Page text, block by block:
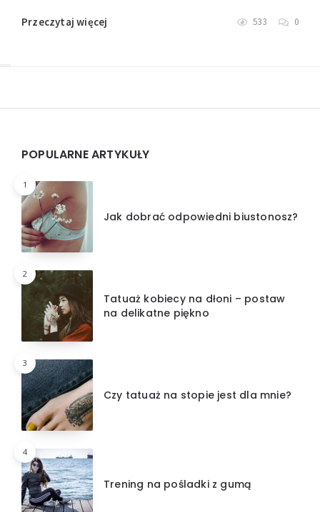
Przeczytaj więcej 533 0
POPULARNE ARTYKUŁY
1
Jak dobrać odpowiedni biustonosz?
2
Tatuaż kobiecy na dłoni – postaw
na delikatne piękno
3
Czy tatuaż na stopie jest dla mnie?
4
Trening na pośladki z gumą